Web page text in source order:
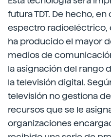
futura TDT. De hecho,
espectro radioeléctrico,
ha producido el mayor
medios de
la asignación del rango
la televisión digital.
televisión no gestiona
recursos que se le
organizaciones